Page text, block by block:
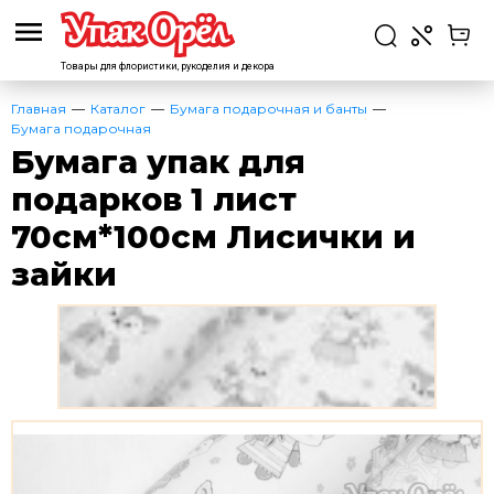
Товары для флористики, рукоделия и декора
Главная Каталог
Бумага подарочная и банты
Бумага подарочная
Бумага упак для
подарков 1 лист
70см*100см Лисички и
зайки